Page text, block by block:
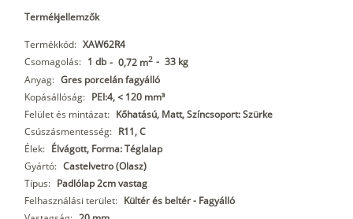
Termékjellemzők
Termékkód: XAW62R4
Csomagolás: 1 db - 0,72 m2 - 33 kg
Anyag: Gres porcelán fagyálló
Kopásállóság: PEI:4, < 120 mm³
Felület és mintázat: Kőhatású, Matt, Színcsoport: Szürke
Csúszásmentesség: R11, C
Élek: Élvágott, Forma: Téglalap
Gyártó: Castelvetro (Olasz)
Típus: Padlólap 2cm vastag
Felhasználási terület: Kültér és beltér - Fagyálló